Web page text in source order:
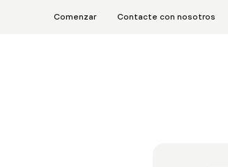
Comenzar Contacte con nosotros